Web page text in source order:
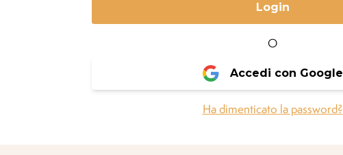
Login
O
Accedi con Google
Ha dimenticato la password?